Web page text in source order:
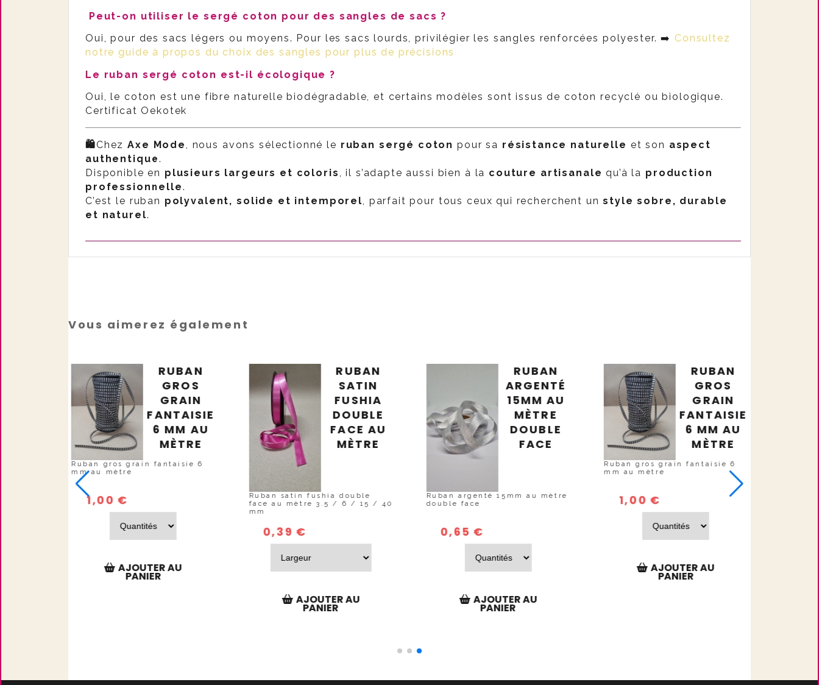
Peut-on utiliser le sergé coton pour des sangles de sacs ?
Oui, pour des sacs légers ou moyens. Pour les sacs lourds, privilégier les sangles renforcées polyester. ➡️ Consultez
notre guide à propos du choix des sangles pour plus de précisions
Le ruban sergé coton est-il écologique ?
Oui, le coton est une fibre naturelle biodégradable, et certains modèles sont issus de coton recyclé ou biologique.
Certificat Oekotek
🛍️ChezAxe Mode, nous avons sélectionné le ruban sergé coton pour sa résistance naturelle et son aspect
authentique.
Disponible en plusieurs largeurs et coloris, il s’adapte aussi bien à la couture artisanale qu’à la production
professionnelle.
C’est le ruban polyvalent, solide et intemporel, parfait pour tous ceux qui recherchent unstyle sobre, durable
et naturel.
Vous aimerez également
RUBAN
GROS
GRAIN
FANTAISIE
6 MM AU
MÈTRE
Ruban gros grain fantaisie 6
mm au mètre
1,00 €
AJOUTER AU
PANIER
RUBAN
SATIN
FUSHIA
DOUBLE
FACE AU
MÈTRE
Ruban satin fushia double
face au mètre 3.5 / 6 / 15 / 40
mm
0,39 €
AJOUTER AU
PANIER
RUBAN
ARGENTÉ
15MM AU
MÈTRE
DOUBLE
FACE
Ruban argenté 15mm au mètre
double face
0,65 €
AJOUTER AU
PANIER
RUBAN
GROS
GRAIN
FANTAISIE
6 MM AU
MÈTRE
Ruban gros grain fantaisie 6
mm au mètre
1,00 €
AJOUTER AU
PANIER